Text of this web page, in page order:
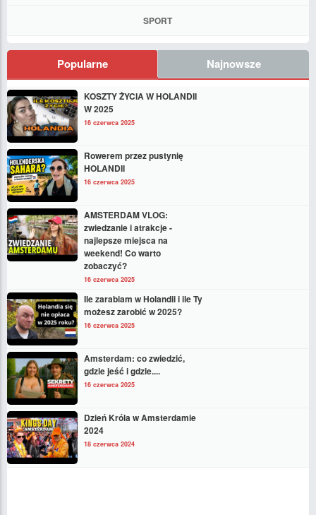
SPORT
Popularne Najnowsze
KOSZTY ŻYCIA W HOLANDII
W 2025
16 czerwca 2025
Rowerem przez pustynię
HOLANDII
16 czerwca 2025
AMSTERDAM VLOG:
zwiedzanie i atrakcje -
najlepsze miejsca na
weekend! Co warto
zobaczyć?
16 czerwca 2025
Ile zarabiam w Holandii i ile Ty
możesz zarobić w 2025?
16 czerwca 2025
Amsterdam: co zwiedzić,
gdzie jeść i gdzie....
16 czerwca 2025
Dzień Króla w Amsterdamie
2024
18 czerwca 2024